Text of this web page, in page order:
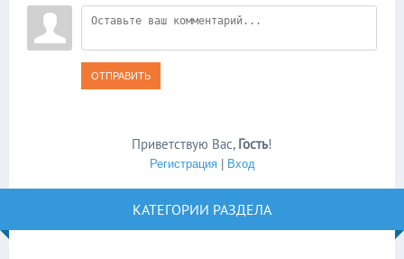
ОТПРАВИТЬ
Приветствую Вас, Гость!
Регистрация| Вход
КАТЕГОРИИ РАЗДЕЛА